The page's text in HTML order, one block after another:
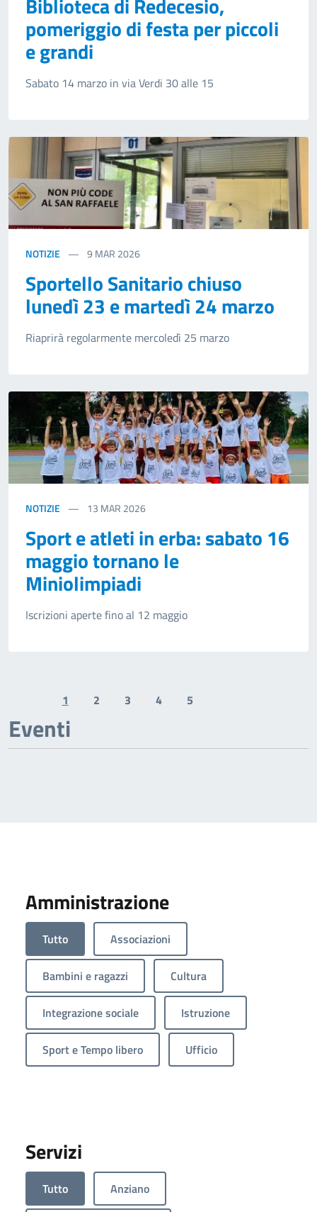
pomeriggio di festa per piccoli
e grandi
Sabato 14 marzo in via Verdi 30 alle 15
NOTIZIE 9 MAR 2026
Sportello Sanitario chiuso
lunedì 23 e martedì 24 marzo
Riaprirà regolarmente mercoledì 25 marzo
NOTIZIE 13 MAR 2026
Sport e atleti in erba: sabato 16
maggio tornano le
Miniolimpiadi
Iscrizioni aperte fino al 12 maggio
Previous page
1 2 3 4 5
Eventi
Amministrazione
Tutto Associazioni
Bambini e ragazzi Cultura
Integrazione sociale Istruzione
Sport e Tempo libero Ufficio
Servizi
Tutto Anziano